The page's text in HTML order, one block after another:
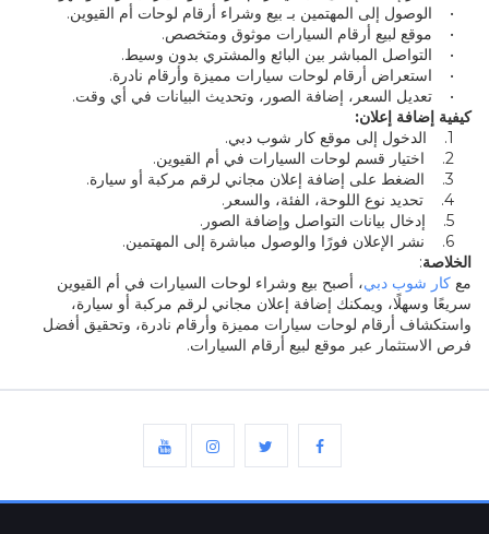
• الوصول إلى المهتمين بـ بيع وشراء أرقام لوحات أم القيوين.
• موقع لبيع أرقام السيارات موثوق ومتخصص.
• التواصل المباشر بين البائع والمشتري بدون وسيط.
• استعراض أرقام لوحات سيارات مميزة وأرقام نادرة.
• تعديل السعر، إضافة الصور، وتحديث البيانات في أي وقت.
كيفية إضافة إعلان:
الخلاصة:
مع كار شوب دبي، أصبح بيع وشراء لوحات السيارات في أم القيوين
سريعًا وسهلًا، ويمكنك إضافة إعلان مجاني لرقم مركبة أو سيارة،
واستكشاف أرقام لوحات سيارات مميزة وأرقام نادرة، وتحقيق أفضل
فرص الاستثمار عبر موقع لبيع أرقام السيارات.